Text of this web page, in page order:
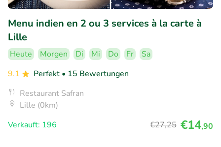
Menu indien en 2 ou 3 services à la carte à
Lille
Heute Morgen Di Mi Do Fr
Sa
9.1
Perfekt • 15 Bewertungen
Restaurant Safran
Lille (0km)
Verkauft: 196
€27,25 €14,90